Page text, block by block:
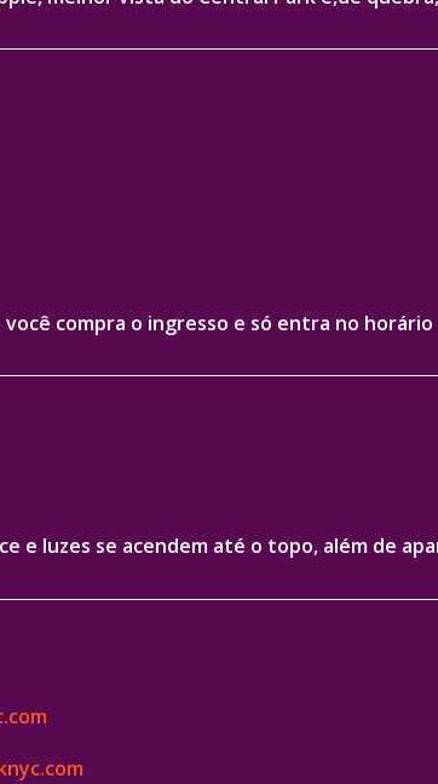
compra o ingresso e só entra no
e luzes se acendem até o topo, além de